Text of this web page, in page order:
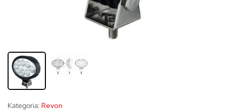
Kategoria: Revon